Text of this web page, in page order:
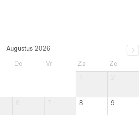
Augustus 2026
Do Vr Za
Zo
8 9